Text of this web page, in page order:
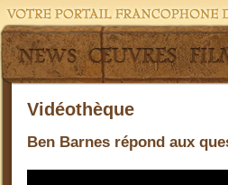
Vidéothèque
Ben Barnes répond aux